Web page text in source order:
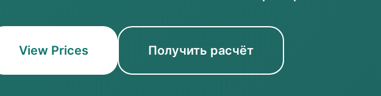
View Prices Получить расчёт